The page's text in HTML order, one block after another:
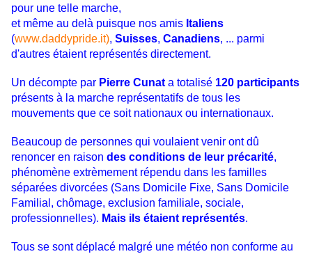
pour une telle marche,
et même au delà puisque nos amis Italiens
(www.daddypride.it), Suisses, Canadiens, ... parmi
d'autres étaient représentés directement.
Un décompte par Pierre Cunat a totalisé 120 participants
présents à la marche représentatifs de tous les
mouvements que ce soit nationaux ou internationaux.
Beaucoup de personnes qui voulaient venir ont dû
renoncer en raison des conditions de leur précarité,
phénomène extrèmement répendu dans les familles
séparées divorcées (Sans Domicile Fixe, Sans Domicile
Familial, chômage, exclusion familiale, sociale,
professionnelles). Mais ils étaient représentés.
Tous se sont déplacé malgré une météo non conforme au